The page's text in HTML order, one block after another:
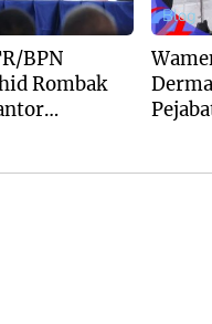
BPN
Rombak
Blog